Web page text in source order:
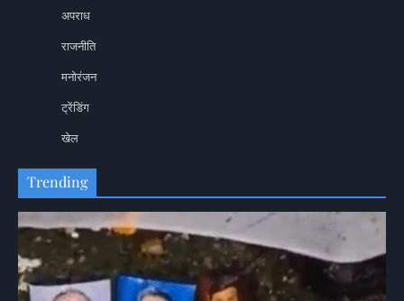
अपराध
राजनीति
मनोरंजन
ट्रेंडिंग
खेल
Trending